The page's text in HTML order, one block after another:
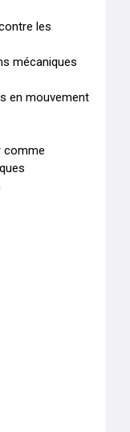
les
mécaniques
en mouvement
comme